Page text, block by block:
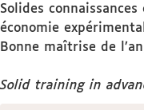
Solides
économie
Bonne maîtrise de
Solid training in